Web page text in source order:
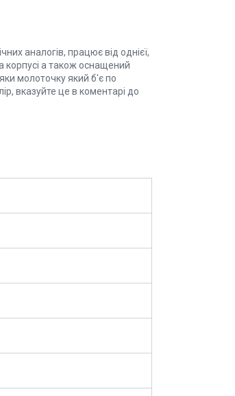
аналогів, працює від однієї,
а також оснащений
молоточку який б'є по
вказуйте це в коментарі до